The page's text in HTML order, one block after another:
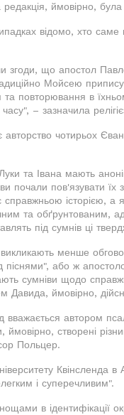
редакція, ймовірно,
відомо, хто саме
згоди, що апостол
Мойсею
та повторювання в
– зазначила
чотирьох
та Івана мають
почали пов'язувати
справжньою історією,
та обґрунтованим,
під сумнів ці
менше
піснями", або ж
сумніви щодо
Давида, ймовірно,
вважається автором
створені
Польцер.
і суперечливим".
в ідентифікації